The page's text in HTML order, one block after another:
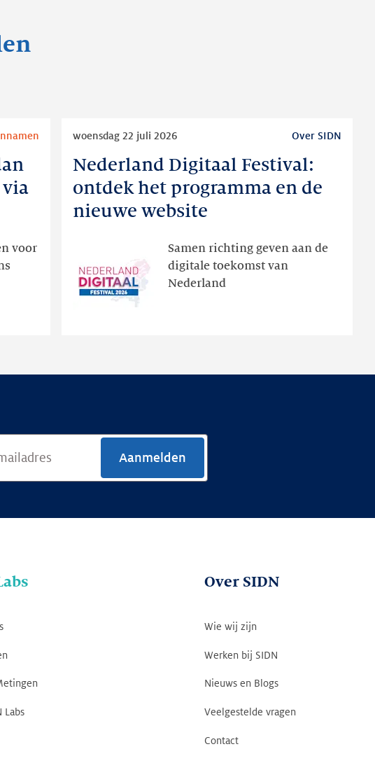
via
voor
Nederland Digitaal Festival:
ontdek het programma en de
nieuwe website
woensdag 22 juli 2026 Over SIDN
Samen richting geven aan de
digitale toekomst van
Nederland
Nederland
Festival:
ontdek
Aanmelden
Labs
Over SIDN
Wie wij zijn
Werken bij SIDN
Nieuws en Blogs
Veelgestelde vragen
Contact